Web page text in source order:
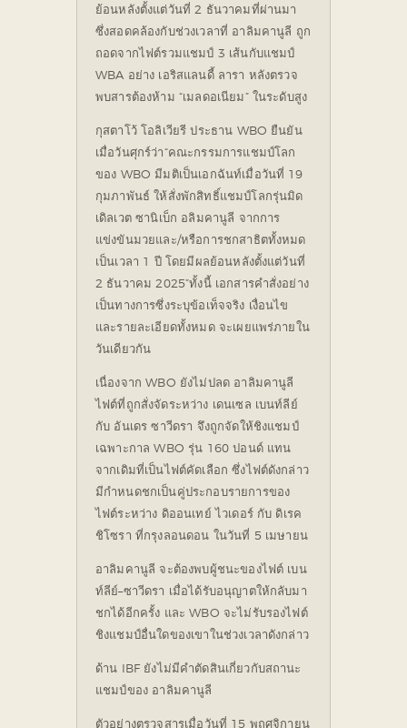
ย้อนหลังตั้งแต่วันที่ 2 ธันวาคมที่ผ่านมา
ซึ่งสอดคล้องกับช่วงเวลาที่ อาลิมคานูลี ถูก
ถอดจากไฟต์รวมแชมป์ 3 เส้นกับแชมป์
WBA อย่าง เอริสแลนดี้ ลารา หลังตรวจ
พบสารต้องห้าม “เมลดอเนียม” ในระดับสูง
กุสตาโว้ โอลิเวียรี ประธาน WBO ยืนยัน
เมื่อวันศุกร์ว่า“คณะกรรมการแชมป์โลก
ของ WBO มีมติเป็นเอกฉันท์เมื่อวันที่ 19
กุมภาพันธ์ ให้สั่งพักสิทธิ์แชมป์โลกรุ่นมิด
เดิลเวต ซานิเบ็ก อลิมคานูลี จากการ
แข่งขันมวยและ/หรือการชกสาธิตทั้งหมด
เป็นเวลา 1 ปี โดยมีผลย้อนหลังตั้งแต่วันที่
2 ธันวาคม 2025”ทั้งนี้ เอกสารคำสั่งอย่าง
เป็นทางการซึ่งระบุข้อเท็จจริง เงื่อนไข
และรายละเอียดทั้งหมด จะเผยแพร่ภายใน
วันเดียวกัน
เนื่องจาก WBO ยังไม่ปลด อาลิมคานูลี
ไฟต์ที่ถูกสั่งจัดระหว่าง เดนเซล เบนท์ลีย์
กับ อันเดร ซาวีดรา จึงถูกจัดให้ชิงแชมป์
เฉพาะกาล WBO รุ่น 160 ปอนด์ แทน
จากเดิมที่เป็นไฟต์คัดเลือก ซึ่งไฟต์ดังกล่าว
มีกำหนดชกเป็นคู่ประกอบรายการของ
ไฟต์ระหว่าง ดิออนเทย์ ไวเดอร์ กับ ดิเรค
ชิโซรา ที่กรุงลอนดอน ในวันที่ 5 เมษายน
อาลิมคานูลี จะต้องพบผู้ชนะของไฟต์ เบน
ท์ลีย์–ซาวีดรา เมื่อได้รับอนุญาตให้กลับมา
ชกได้อีกครั้ง และ WBO จะไม่รับรองไฟต์
ชิงแชมป์อื่นใดของเขาในช่วงเวลาดังกล่าว
ด้าน IBF ยังไม่มีคำตัดสินเกี่ยวกับสถานะ
แชมป์ของ อาลิมคานูลี
ตัวอย่างตรวจสารเมื่อวันที่ 15 พฤศจิกายน